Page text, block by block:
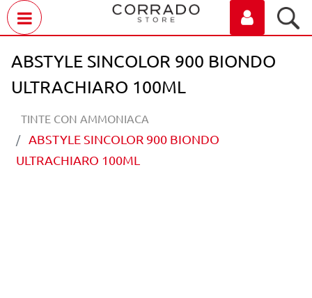
ABSTYLE SINCOLOR 900 BIONDO
ULTRACHIARO 100ML
TINTE CON AMMONIACA
ABSTYLE SINCOLOR 900 BIONDO
ULTRACHIARO 100ML